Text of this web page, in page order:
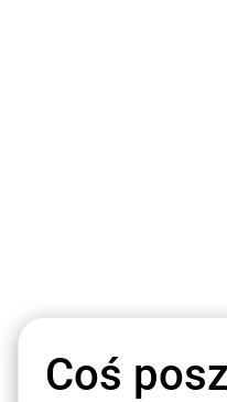
Coś